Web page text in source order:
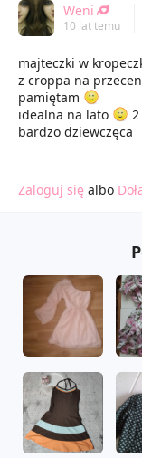
Weni
10 lat temu
majteczki w
z croppa na
pamiętam
idealna na lato
bardzo dziewczęca
Zaloguj się albo